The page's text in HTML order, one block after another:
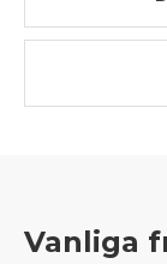
Vanliga